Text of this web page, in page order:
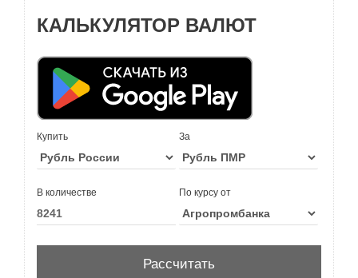
КАЛЬКУЛЯТОР ВАЛЮТ
Купить За
В количестве По курсу от